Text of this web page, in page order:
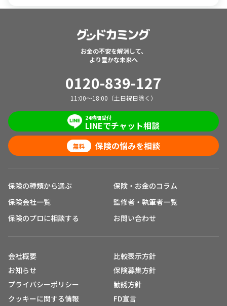
お金の不安を解消して、
より豊かな未来へ
0120-839-127
11:00～18:00（土日祝日除く）
24時間受付
LINEでチャット相談
無料 保険の悩みを相談
保険の種類から選ぶ
保険会社一覧
保険のプロに相談する
保険・お金のコラム
監修者・執筆者一覧
お問い合わせ
会社概要
お知らせ
プライバシーポリシー
クッキーに関する情報
比較表示方針
保険募集方針
勧誘方針
FD宣言